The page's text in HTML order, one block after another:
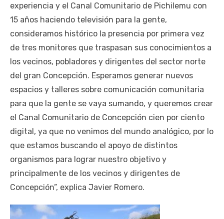
experiencia y el Canal Comunitario de Pichilemu con
15 años haciendo televisión para la gente,
consideramos histórico la presencia por primera vez
de tres monitores que traspasan sus conocimientos a
los vecinos, pobladores y dirigentes del sector norte
del gran Concepción. Esperamos generar nuevos
espacios y talleres sobre comunicación comunitaria
para que la gente se vaya sumando, y queremos crear
el Canal Comunitario de Concepción cien por ciento
digital, ya que no venimos del mundo analógico, por lo
que estamos buscando el apoyo de distintos
organismos para lograr nuestro objetivo y
principalmente de los vecinos y dirigentes de
Concepción”, explica Javier Romero.